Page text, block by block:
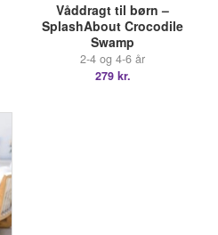
Våddragt til børn –
SplashAbout Crocodile
Swamp
2-4 og 4-6 år
279 kr.